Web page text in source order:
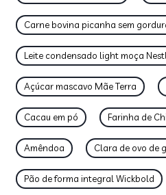
Carne bovina picanha sem
Leite condensado light moça
Açúcar mascavo Mãe Terra
Cacau em pó Farinha de
Amêndoa Clara de ovo de
Pão de forma integral Wickbold